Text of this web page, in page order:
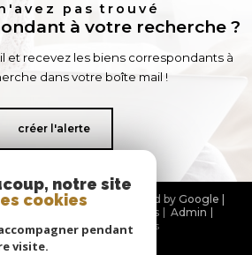
pas trouvé
à votre recherche ?
et recevez les biens correspondants à
dans votre boîte mail !
créer l'alerte
| Traduction powered by Google |
Mentions légales
Admin
Politique RGPD Cookies
notre site
cookies
pendant
visite.